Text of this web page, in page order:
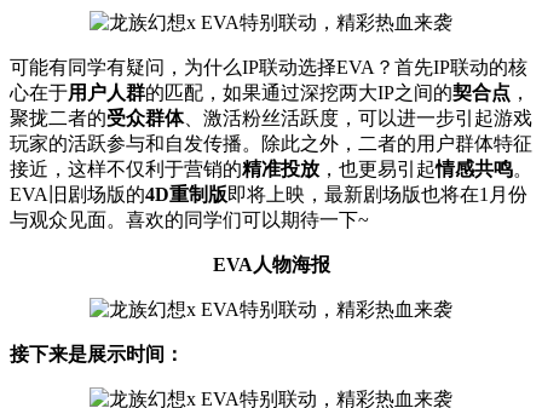
可能有同学有疑问，为什么IP联动选择EVA？首先IP联动的核
心在于用户人群的匹配，如果通过深挖两大IP之间的契合点 ，
聚拢二者的受众群体、激活粉丝活跃度，可以进一步引起游戏
玩家的活跃参与和自发传播。除此之外，二者的用户群体特征
接近，这样不仅利于营销的精准投放 ，也更易引起情感共鸣。
EVA旧剧场版的4D重制版即将上映，最新剧场版也将在1月份
与观众见面。喜欢的同学们可以期待一下~
EVA人物海报
接下来是展示时间：